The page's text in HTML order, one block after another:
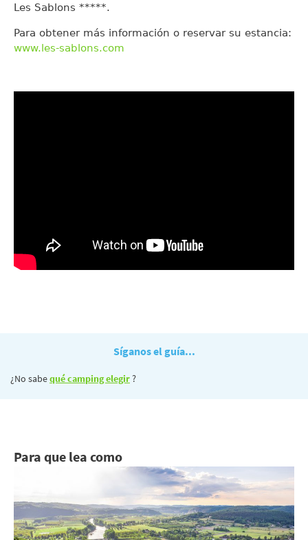
Les Sablons *****.
Para obtener más información o reservar su estancia:
www.les-sablons.com
Síganos el guía...
¿No sabequé camping elegir?
Para que lea como